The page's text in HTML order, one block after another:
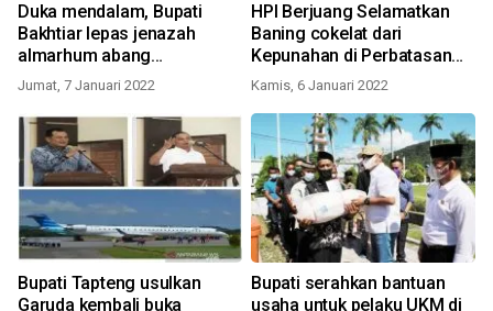
Duka mendalam, Bupati
Bakhtiar lepas jenazah
almarhum abang
kandungnya
Jumat, 7 Januari 2022
HPI Berjuang Selamatkan
Baning cokelat dari
Kepunahan di Perbatasan
Hutan Lindung Batang Toru
Kamis, 6 Januari 2022
Bupati Tapteng usulkan
Garuda kembali buka
Bupati serahkan bantuan
usaha untuk pelaku UKM di